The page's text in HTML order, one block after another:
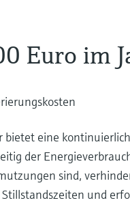
Euro im
bietet eine
der
sind,
und